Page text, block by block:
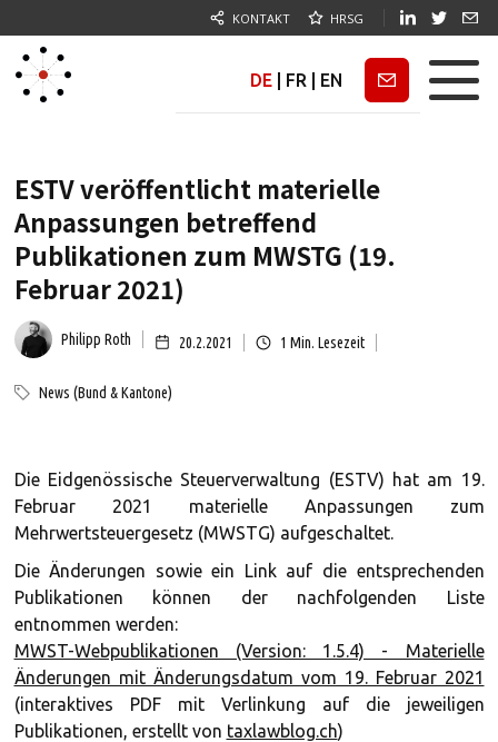
KONTAKT HRSG
DE FR EN Newsletter
ESTV veröffentlicht materielle
Anpassungen betreffend
Publikationen zum MWSTG (19.
Februar 2021)
Philipp Roth 20.2.2021 1 Min. Lesezeit
News (Bund & Kantone)
Die Eidgenössische Steuerverwaltung (ESTV) hat am 19.
Februar 2021 materielle Anpassungen zum
Mehrwertsteuergesetz (MWSTG) aufgeschaltet.
Die Änderungen sowie ein Link auf die entsprechenden
Publikationen können der nachfolgenden Liste
entnommen werden:
MWST-Webpublikationen (Version: 1.5.4) - Materielle
Änderungen mit Änderungsdatum vom 19. Februar 2021
(interaktives PDF mit Verlinkung auf die jeweiligen
Publikationen, erstellt von taxlawblog.ch)